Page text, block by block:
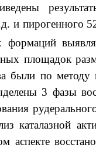
и пирогенного
формаций
площадок
были по
3 фазы
каталазной